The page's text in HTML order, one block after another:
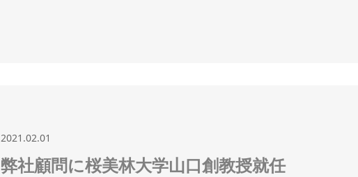
2021.02.01
弊社顧問に桜美林大学山口創教授就任